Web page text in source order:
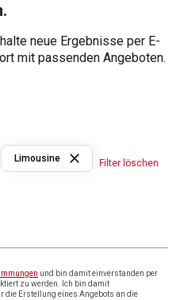
neue Ergebnisse per E-
mit passenden Angeboten.
Limousine Filter löschen
und bin damit einverstanden per
zu werden. Ich bin damit
die Erstellung eines Angebots an die